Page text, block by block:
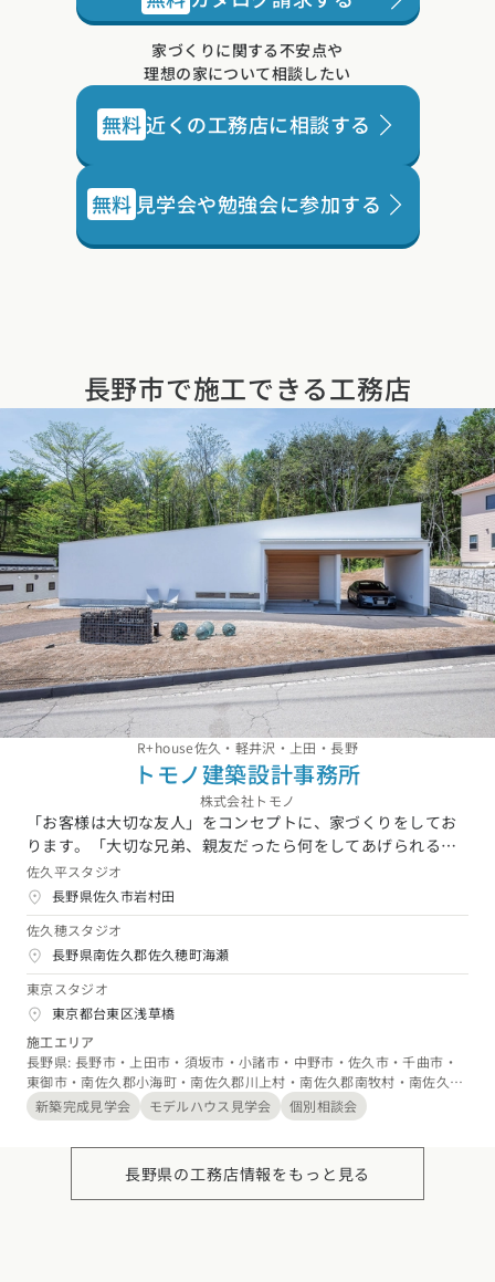
家づくりに関する不安点や
理想の家について相談したい
無料近くの工務店に相談する
無料 見学会や勉強会に参加する
長野市で施工できる工務店
R+house佐久・軽井沢・上田・長野
トモノ建築設計事務所
株式会社トモノ
「お客様は大切な友人」をコンセプトに、家づくりをしてお
ります。「大切な兄弟、親友だったら何をしてあげられる
か」これが私たちの行動の指針となっています。デザインだ
けを重視することなく、住みやすくて、安心できる、高性能
な家をより手頃につくることが弊社のこだわりです。設計か
ら施工、アフターフォローまで一貫して行っているのも、そ
れが『大切な友人の家を建てた責任』だと考えているからで
す。
佐久平スタジオ
長野県佐久市岩村田
佐久穂スタジオ
長野県南佐久郡佐久穂町海瀬
東京スタジオ
東京都台東区浅草橋
施工エリア
長野県: 長野市・上田市・須坂市・小諸市・中野市・佐久市・千曲市・
東御市・南佐久郡小海町・南佐久郡川上村・南佐久郡南牧村・南佐久郡
南相木村・南佐久郡北相木村・南佐久郡佐久穂町・北佐久郡軽井沢町・
北佐久郡御代田町・北佐久郡立科町・小県郡青木村・小県郡長和町・埴
新築完成見学会 モデルハウス見学会 個別相談会
長野県の工務店情報をもっと見る